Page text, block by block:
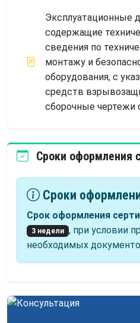
Эксплуатационные
содержащие
сведения по
монтажу и
оборудования, с
средств
сборочные чертежи
Сроки оформления
Сроки
Срок оформления
3 недели , при условии
необходимых